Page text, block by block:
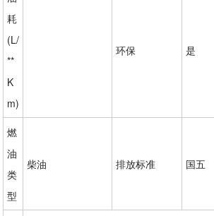
耗
(L/
**
K
m)
环保 是
燃
油
类
型
柴油 排放标准 国五